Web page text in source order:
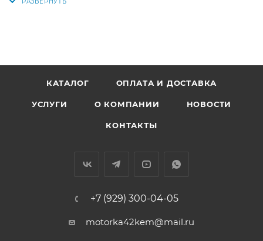
КАТАЛОГ ОПЛАТА И ДОСТАВКА
УСЛУГИ О КОМПАНИИ НОВОСТИ
КОНТАКТЫ
+7 (929) 300-04-05
motorka42kem@mail.ru